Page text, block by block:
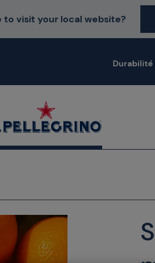
to visit your local website?
Durabilité